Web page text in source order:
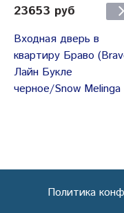
23653 руб
Входная дверь в
квартиру Браво
Лайн Букле
черное/Snow Melinga
Политика